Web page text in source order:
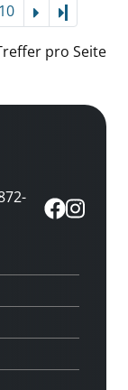
10
pro Seite